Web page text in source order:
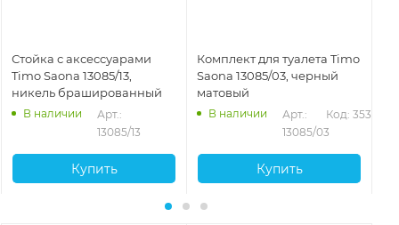
Стойка с аксессуарами
Timo Saona 13085/13,
никель брашированный
В наличии
Арт.:
13085/13
Купить
Комплект для туалета Timo
Saona 13085/03, черный
матовый
В наличии
Арт.:
13085/03
Код: 35356
Купить